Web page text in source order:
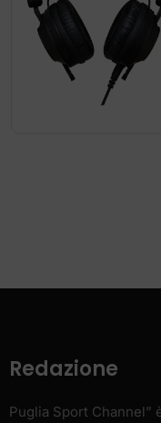
Redazione
Puglia Sport Channel”